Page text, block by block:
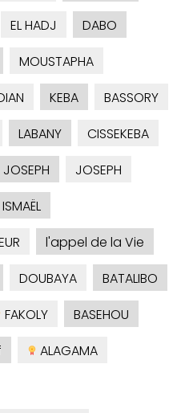
EL HADJ
DABO
MOUSTAPHA
KEBA
BASSORY
LABANY
CISSEKEBA
JOSEPH
JOSEPH
ISMAËL
l'appel de la Vie
DOUBAYA
BATALIBO
FAKOLY
BASEHOU
ALAGAMA